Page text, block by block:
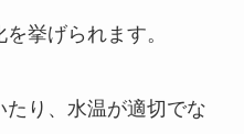
挙げられます。
り、水温が適切でな